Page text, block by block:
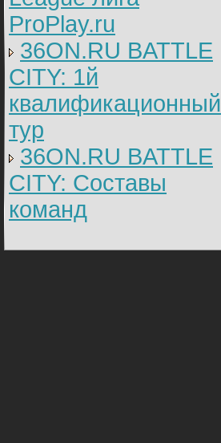
ProPlay.ru
36ON.RU BATTLE
CITY: 1й
квалификационный
тур
36ON.RU BATTLE
CITY: Составы
команд